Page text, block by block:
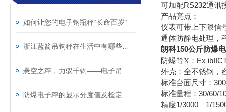
如何让您的电子钢瓶秤“长命百岁“
可加配RS232通讯
产品亮点：
仪表可带上下限信
通体防静电处理，
朗科150公斤防爆
防爆等X： Ex
外壳：全不锈钢，
标准台面尺寸：
标准量程： 30/60/
精度1/3000—1/